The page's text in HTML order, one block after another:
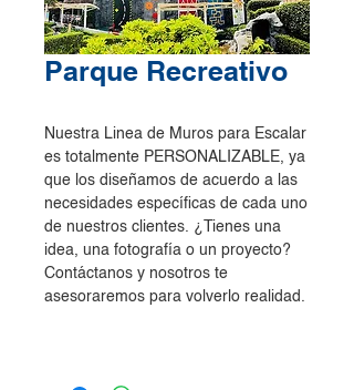
Parque Recreativo
Nuestra Linea de Muros para Escalar
es totalmente PERSONALIZABLE, ya
que los diseñamos de acuerdo a las
necesidades específicas de cada uno
de nuestros clientes. ¿Tienes una
idea, una fotografía o un proyecto?
Contáctanos y nosotros te
asesoraremos para volverlo realidad.